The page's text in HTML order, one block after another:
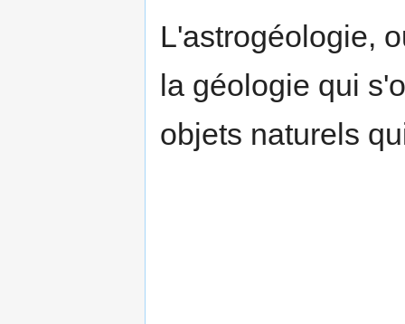
L'astrogéologie,
la géologie qui
objets naturels